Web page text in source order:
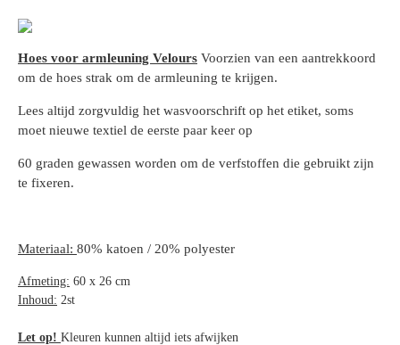
Hoes voor armleuning Velours Voorzien van een aantrekkoord
om de hoes strak om de armleuning te krijgen.
Lees altijd zorgvuldig het wasvoorschrift op het etiket, soms
moet nieuwe textiel de eerste paar keer op
60 graden gewassen worden om de verfstoffen die gebruikt zijn
te fixeren.
Materiaal: 80% katoen / 20% polyester
Afmeting: 60 x 26 cm
Inhoud: 2st
Let op! Kleuren kunnen altijd iets afwijken